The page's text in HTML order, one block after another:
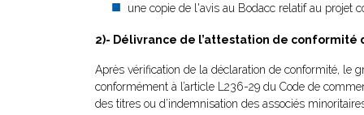
une copie de l'avis au Bodacc relatif au projet
2)- Délivrance de l’attestation de
Après vérification de la déclaration de conformité, le
conformément à l’article L236-29 du Code de
des titres ou d’indemnisation des associés